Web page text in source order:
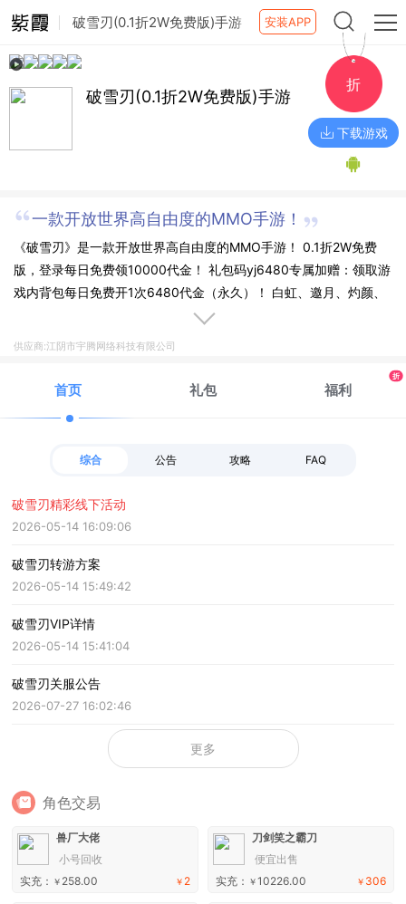
破雪刃(0.1折2W免费版)手游 安装APP
破雪刃(0.1折2W免费版)手游
折
下载游戏
一款开放世界高自由度的MMO手游！
《破雪刃》是一款开放世界高自由度的MMO手游！ 0.1折2W免费
版，登录每日免费领10000代金！ 礼包码yj6480专属加赠：领取游
戏内背包每日免费开1次6480代金（永久）！ 白虹、邀月、灼颜、
幽夜、地藏五大职业任君选择，红颜助战，变身天神，三界混沌，
供应商:江阴市宇腾网络科技有限公司
首页 礼包 福利
折
综合 公告 攻略 FAQ
破雪刃精彩线下活动
2026-05-14 16:09:06
破雪刃转游方案
2026-05-14 15:49:42
破雪刃VIP详情
2026-05-14 15:41:04
破雪刃关服公告
2026-07-27 16:02:46
更多
角色交易
兽厂大佬
小号回收
￥ 2
实充： ￥ 258.00
刀剑笑之霸刀
便宜出售
￥ 306
实充： ￥10226.00